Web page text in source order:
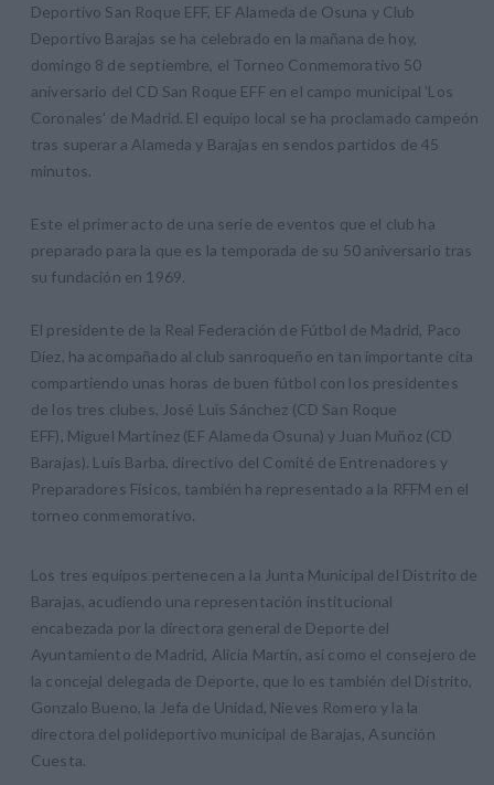
Deportivo San Roque EFF, EF Alameda de Osuna y Club
Deportivo Barajas se ha celebrado en la mañana de hoy,
domingo 8 de septiembre, el Torneo Conmemorativo 50
aniversario del CD San Roque EFF en el campo municipal 'Los
Coronales' de Madrid. El equipo local se ha proclamado campeón
tras superar a Alameda y Barajas en sendos partidos de 45
minutos.
Este el primer acto de una serie de eventos que el club ha
preparado para la que es la temporada de su 50 aniversario tras
su fundación en 1969.
El presidente de la Real Federación de Fútbol de Madrid, Paco
Díez, ha acompañado al club sanroqueño en tan importante cita
compartiendo unas horas de buen fútbol con los presidentes
de los tres clubes, José Luis Sánchez (CD San Roque
EFF), Miguel Martínez (EF Alameda Osuna) y Juan Muñoz (CD
Barajas). Luis Barba, directivo del Comité de Entrenadores y
Preparadores Físicos, también ha representado a la RFFM en el
torneo conmemorativo.
Los tres equipos pertenecen a la Junta Municipal del Distrito de
Barajas, acudiendo una representación institucional
encabezada por la directora general de Deporte del
Ayuntamiento de Madrid, Alicia Martín, así como el consejero de
la concejal delegada de Deporte, que lo es también del Distrito,
Gonzalo Bueno, la Jefa de Unidad, Nieves Romero y la la
directora del polideportivo municipal de Barajas, Asunción
Cuesta.